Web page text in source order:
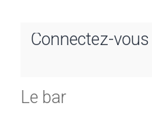
Connectez-
Le bar